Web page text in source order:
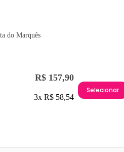
do Marquês
R$ 157,90
3x R$ 58,54
Selecionar